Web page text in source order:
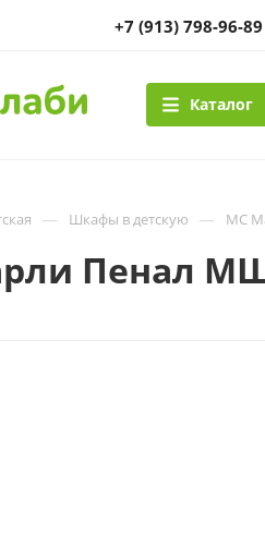
+7 (913) 798-96-89
Каталог
— Шкафы в детскую — МС
Пенал